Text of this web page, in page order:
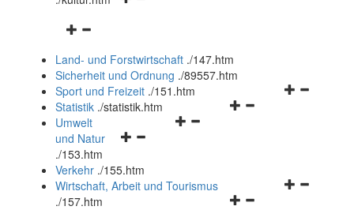
Navigationsmenü
und
schließen
Land- und Forstwirtschaft ./147.htm
Sicherheit und Ordnung ./89557.htm
Navigationsmenü
Sport und Freizeit ./151.htm
Navigationsmenü
Statistik ./statistik.htm
Navigationsmenü
und
schließen
Umwelt
und Natur
./153.htm
Verkehr ./155.htm
Navigationsmenü
Wirtschaft, Arbeit und Tourismus
./157.htm